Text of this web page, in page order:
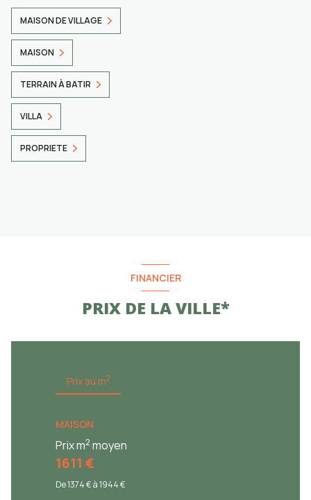
MAISON DE VILLAGE
MAISON
TERRAIN À BATIR
VILLA
PROPRIETE
FINANCIER
PRIX DE LA VILLE*
Prix au m2
MAISON
Prix m2 moyen
1611 €
De 1374 € à 1944 €